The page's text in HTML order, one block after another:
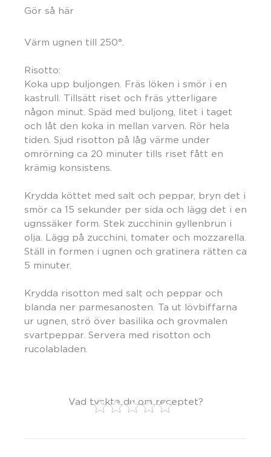
Gör så här
Värm ugnen till 250°.
Risotto:
Koka upp buljongen. Fräs löken i smör i en
kastrull. Tillsätt riset och fräs ytterligare
någon minut. Späd med buljong, litet i taget
och låt den koka in mellan varven. Rör hela
tiden. Sjud risotton på låg värme under
omrörning ca 20 minuter tills riset fått en
krämig konsistens.
Krydda köttet med salt och peppar, bryn det i
smör ca 15 sekunder per sida och lägg det i en
ugnssäker form. Stek zucchinin gyllenbrun i
olja. Lägg på zucchini, tomater och mozzarella.
Ställ in formen i ugnen och gratinera rätten ca
5 minuter.
Krydda risotton med salt och peppar och
blanda ner parmesanosten. Ta ut lövbiffarna
ur ugnen, strö över basilika och grovmalen
svartpeppar. Servera med risotton och
rucolabladen.
Vad tyckte du om receptet?